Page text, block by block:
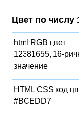
Цвет по числу
html RGB цвет
12381655, 16-
значение
HTML CSS код
#BCEDD7